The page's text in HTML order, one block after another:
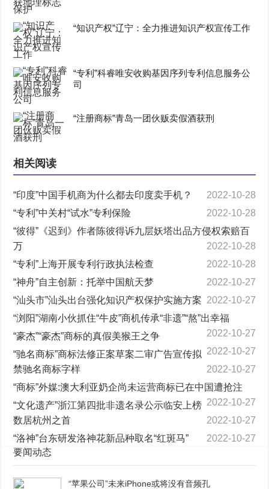
“知识产权”辽宁：全力推进知识产权宣传工作
“专利”科睿唯安收购基因序列专利信息服务公
司
“注册商标”青岛一团伙贩卖假酒获刑
相关阅读
“印度”中国手机商为什么都去印度卖手机？
2022-10-28
“专利”中关村“试水”专利保险
2022-10-28
“彼得”《迟到》作者陈彼得诉九层妖塔出品方侵权索赔百
万
2022-10-28
“专利”上海开展专利行政执法检查
2022-10-28
“神舟”自主创新：托举中国航天梦
2022-10-27
“汕头市”汕头出台强化知识产权保护实施方案 2022-10-27
“浏阳”湖南小伙抓住“牛皮”商机传承“非遗”“熬”出幸福
2022-10-27
“豪杰”“豪杰”商标的真假美猴王之争
2022-10-27
“驰名商标”商标法修正案草案二审广告宣传拟
禁驰名商标字样
2022-10-27
“商标”外媒:澳大利亚奶企尚未运营商标已在中国遭抢注
2022-10-27
“文化遗产”浙江第四批非遗名录公示临安上榜
数居杭州之首
2022-10-27
“洛神”台东研发洛神花新品种取名“红斑马”
2022-10-27
要闻动态
“苹果公司”未来iPhone或将没有音频孔